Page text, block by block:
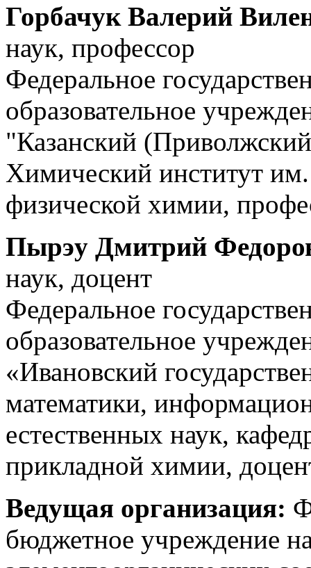
Горбачук Валерий
наук, профессор
Федеральное
образовательное
"Казанский
Химический институт
физической химии,
Пырэу Дмитрий
наук, доцент
Федеральное
образовательное
«Ивановский
математики,
естественных наук,
прикладной химии,
Ведущая организация:
бюджетное учреждение